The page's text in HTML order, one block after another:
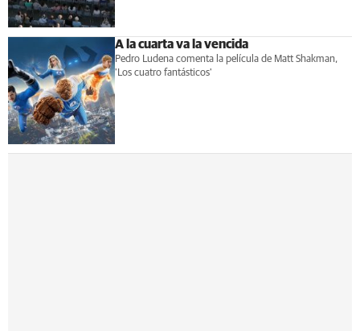
A la cuarta va la vencida
Pedro Ludena comenta la película de Matt Shakman,
'Los cuatro fantásticos'